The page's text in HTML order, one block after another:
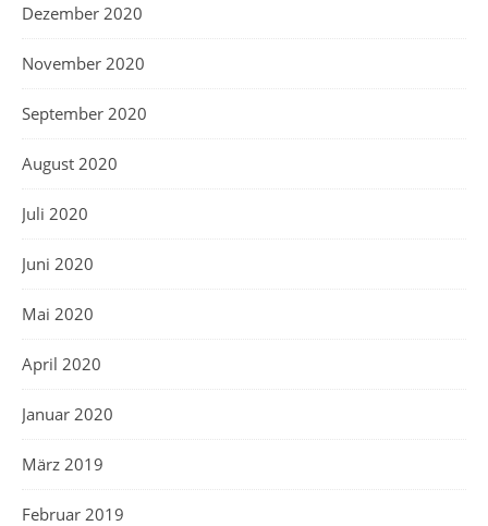
Dezember 2020
November 2020
September 2020
August 2020
Juli 2020
Juni 2020
Mai 2020
April 2020
Januar 2020
März 2019
Februar 2019